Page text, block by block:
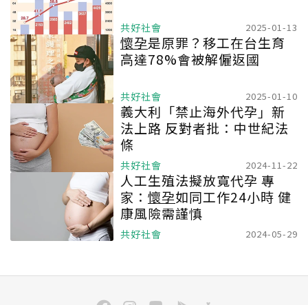
共好社會 2025-01-13
懷孕是原罪？移工在台生育
高達78%會被解僱返國
共好社會 2025-01-10
義大利「禁止海外代孕」新
法上路 反對者批：中世紀法
條
共好社會 2024-11-22
人工生殖法擬放寬代孕 專
家： 懷孕如同工作24小時 健
康風險需謹慎
共好社會 2024-05-29